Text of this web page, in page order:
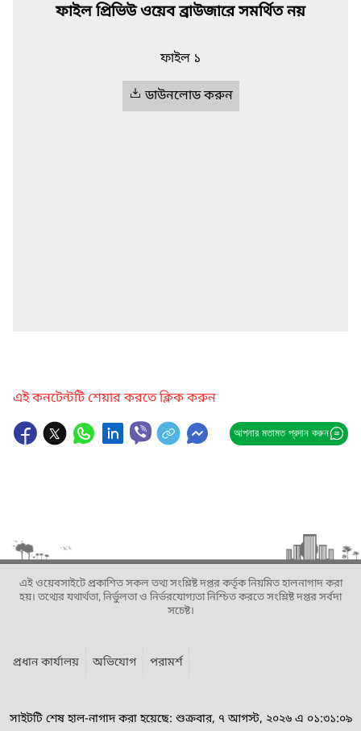
ফাইল প্রিভিউ ওয়েব ব্রাউজারে সমর্থিত নয়
ফাইল ১
ডাউনলোড করুন
এই কনটেন্টটি শেয়ার করতে ক্লিক করুন
আপনার মতামত প্রদান করুন
এই ওয়েবসাইটে প্রকাশিত সকল তথ্য সংশ্লিষ্ট দপ্তর কর্তৃক নিয়মিত হালনাগাদ করা
হয়। তথ্যের যথার্থতা, নির্ভুলতা ও নির্ভরযোগ্যতা নিশ্চিত করতে সংশ্লিষ্ট দপ্তর সর্বদা
সচেষ্ট।
প্রধান কার্যালয় অভিযোগ পরামর্শ
সাইটটি শেষ হাল-নাগাদ করা হয়েছে: শুক্রবার, ৭ আগস্ট, ২০২৬ এ ০১:৩১:০৯